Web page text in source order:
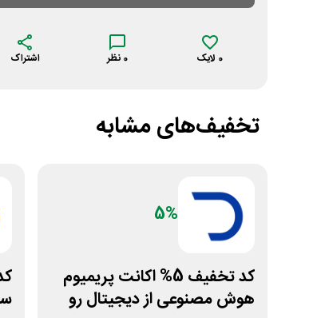
0 لایک 0 نظر اشتراک
تخفیف‌های مشابه
5%
کد تخفیف 5% اکانت پریمیوم
هوش مصنوعی از دیجیتال رو